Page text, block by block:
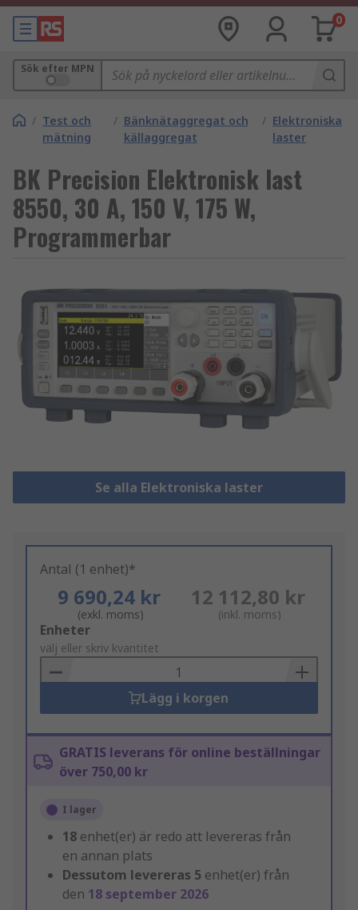
0
Sök efter MPN
/ Test och
mätning
/ Bänknätaggregat och
källaggregat
/ Elektroniska
laster
BK Precision Elektronisk last
8550, 30 A, 150 V, 175 W,
Programmerbar
Se alla Elektroniska laster
Antal (1 enhet)*
9 690,24 kr
(exkl. moms)
12 112,80 kr
(inkl. moms)
Add
to
Basket
Enheter
välj eller skriv kvantitet
Lägg i korgen
GRATIS leverans för online beställningar
över 750,00 kr
I lager
18 enhet(er) är redo att levereras från
en annan plats
Dessutom levereras 5 enhet(er) från
den 18 september 2026